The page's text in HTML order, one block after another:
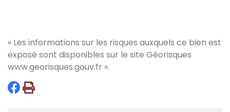
« Les informations sur les risques auxquels ce bien est
exposé sont disponibles sur le site Géorisques
www.georisques.gouv.fr ».